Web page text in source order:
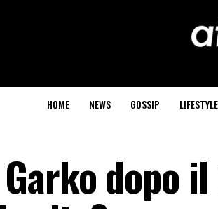
HOME NEWS GOSSIP LIFESTYLE
dopo